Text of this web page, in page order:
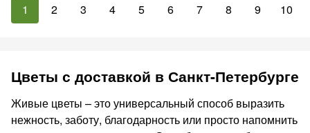
1 2 3 4 5 6 7 8 9 10
Цветы с доставкой в Санкт-Петербурге
Живые цветы – это универсальный способ выразить
нежность, заботу, благодарность или просто напомнить